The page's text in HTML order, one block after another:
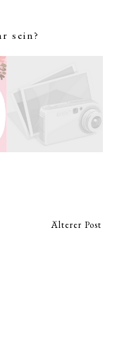
sein?
Älterer Post